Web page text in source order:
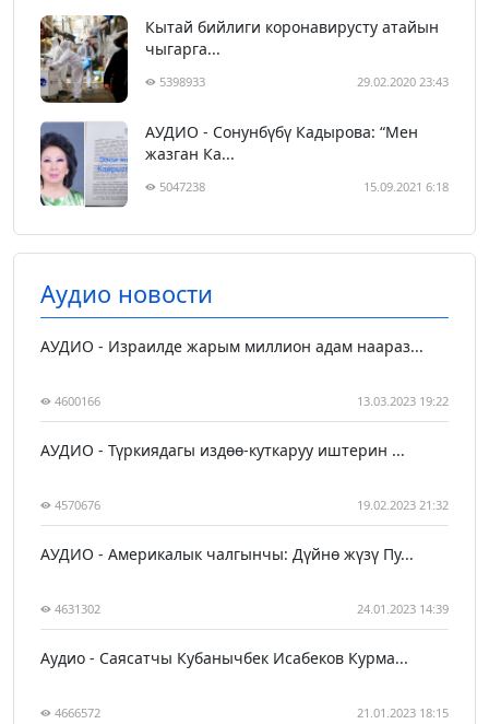
Кытай бийлиги коронавирусту атайын
чыгарга...
5398933 29.02.2020 23:43
АУДИО - Сонунбүбү Кадырова: “Мен
жазган Ка...
5047238 15.09.2021 6:18
Аудио новости
АУДИО - Израилде жарым миллион адам наараз...
4600166 13.03.2023 19:22
АУДИО - Түркиядагы издөө-куткаруу иштерин ...
4570676 19.02.2023 21:32
АУДИО - Америкалык чалгынчы: Дүйнө жүзү Пу...
4631302 24.01.2023 14:39
Аудио - Саясатчы Кубанычбек Исабеков Курма...
4666572 21.01.2023 18:15